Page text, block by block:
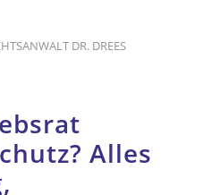
DR. DREES
Alles